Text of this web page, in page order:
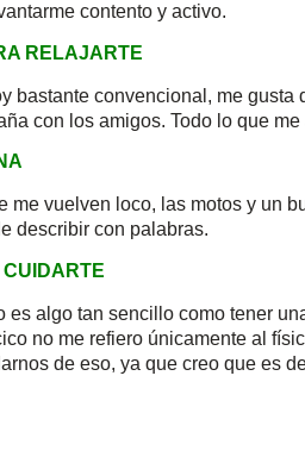
contento y activo.
RELAJARTE
bastante convencional, me
con los amigos. Todo lo que
me vuelven loco, las motos y un
describir con palabras.
TI CUIDARTE
es algo tan sencillo como tener
no me refiero únicamente al
de eso, ya que creo que es